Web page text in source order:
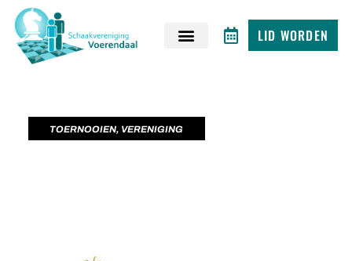
LID WORDEN
TOERNOOIEN, VERENIGING